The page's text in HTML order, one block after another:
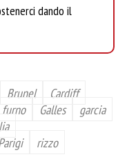
dando il
Brunel
Cardiff
furno Galles
garcia
rizzo